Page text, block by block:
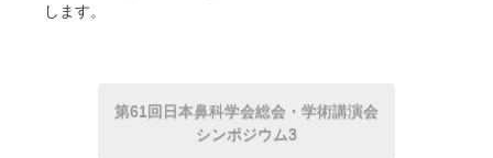
します。
第61回日本鼻科学会総会・学術講演会
シンポジウム3